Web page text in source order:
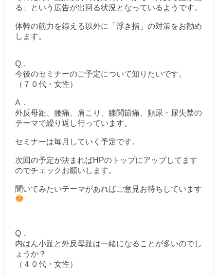
る」という広告が出回る状況となっているようです。
体幹の筋力を鍛える以外に「浮き指」の対策をお勧め
します。
Q．
今後のセミナーのご予定について知りたいです。
（７０代・女性）
A．
外反母趾、腰痛、肩こり、膝関節痛、頻尿・尿失禁の
テーマで繰り返し行っています。
セミナーは毎月していく予定です。
次回の予定が決まればHPのトップにアップしてます
のでチェックお願いします。
聞いてみたいテーマがあればご意見お待ちしています
Q．
内はん小趾と外反母趾は一緒になることが多いのでし
ょうか？
（４０代・女性）